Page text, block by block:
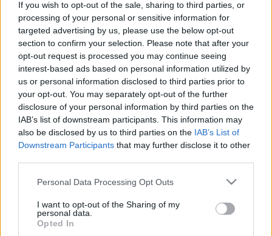
If you wish to opt-out of the sale, sharing to third parties, or
processing of your personal or sensitive information for
targeted advertising by us, please use the below opt-out
section to confirm your selection. Please note that after your
opt-out request is processed you may continue seeing
interest-based ads based on personal information utilized by
us or personal information disclosed to third parties prior to
your opt-out. You may separately opt-out of the further
disclosure of your personal information by third parties on the
IAB’s list of downstream participants. This information may
also be disclosed by us to third parties on the IAB’s List of
Downstream Participants that may further disclose it to other
Please note that this website/app uses one or more Google
not limited to your visit or usage behaviour. You may click to
grant or deny consent to Google and its third-party tags to
use your data for below specified purposes in below Google
Personal Data Processing Opt Outs
I want to opt-out of the Sharing of my
personal data.
Opted In
Goethe Társaság magyar tagozatának elnöke. A Magyarok
Világszövetsége alelnöke és a PEN Club tiszteletbeli
elnöke. A kortárs magyar irodalom sokoldalú művelője.
Arany János életművét nagy alapossággal tárta fel. Versei is
tudatosan kapcsolódnak a magyar irodalom klasszikus
költészetéhez. Nevéhez fűződött Arany János, Batsányi
János, Madách Imre műveinek sajtó alá rendezése, kritikai és
népszerűsítő kiadása, átdolgozása. Fotóművészekkel több
tematikus kötetet is kiadott (pl. a Balatonról, Bartók színpadi
műveiről). Részt vállalt a magyar irodalom németországi és a
német irodalom magyarországi népszerűsítésében. 1976-
ban Herder-díjjal tüntették ki. 1996-ban életművéért
Széchenyi-díjat kapott. 2004-ben írói és művelődéspolitikai